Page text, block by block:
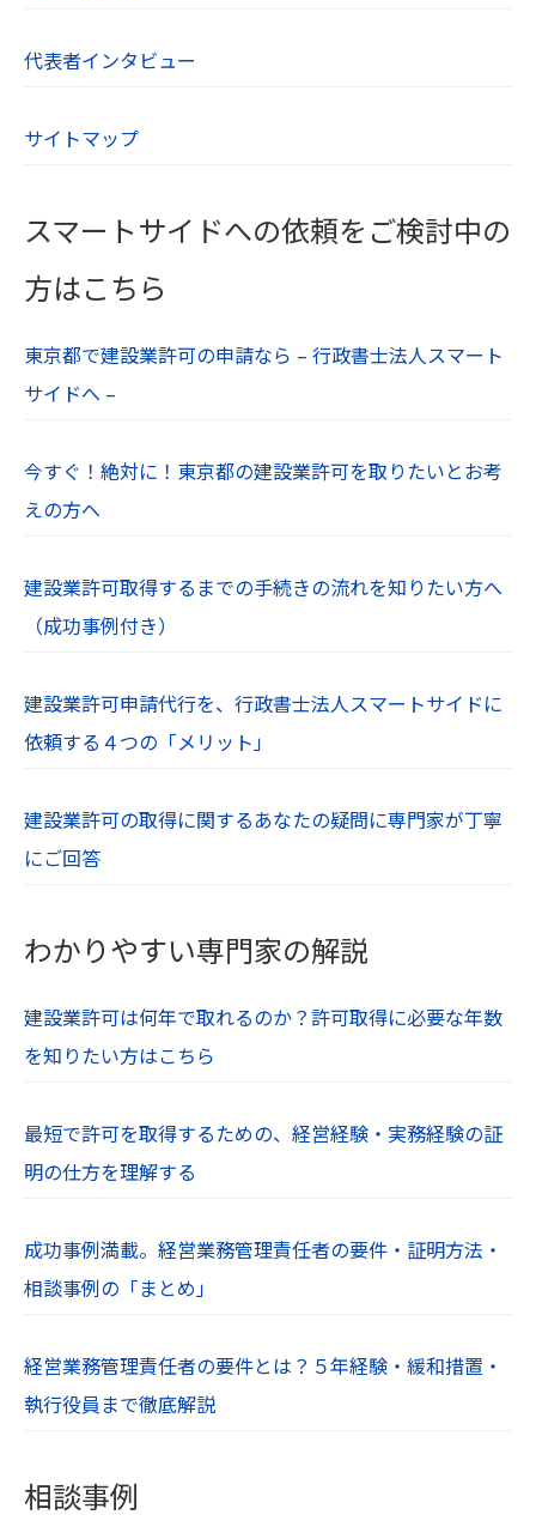
どの個人情報は自動的に暗号化されます。
cookieとは、WebサーバーからWebブラウザに送
き、効率的に当社Webサイトを利用することがで
きます。当社Webサイトがcookieとして送るファ
イルは、個人を特定するような情報は含んでおり
ません。
お使いのWebブラウザの設定により、cookieを無
効にすることも可能です。
【１０．プライバシーポリシーの制定日及び改定
制定：令和６年７月１日
【１１．免責事項】
当社Webサイトに掲載されている情報の正確性に
は万全を期していますが、利用者が当社Webサイ
の責任を負わないものとします。
当社は、利用者が当社Webサイトを利用したこと
与えた損害に関して、一切の責任を負わないもの
とします。
当社Webサイト内の文章や画像、すべてのコンテ
ンツは著作権・肖像権等により保護されていま
代表者インタビュー
サイトマップ
スマートサイドへの依頼をご検討中の
方はこちら
東京都で建設業許可の申請なら – 行政書士法人スマート
サイドへ –
今すぐ！絶対に！東京都の建設業許可を取りたいとお考
えの方へ
建設業許可取得するまでの手続きの流れを知りたい方へ
（成功事例付き）
建設業許可申請代行を、行政書士法人スマートサイドに
依頼する４つの「メリット」
建設業許可の取得に関するあなたの疑問に専門家が丁寧
にご回答
わかりやすい専門家の解説
建設業許可は何年で取れるのか？許可取得に必要な年数
を知りたい方はこちら
最短で許可を取得するための、経営経験・実務経験の証
明の仕方を理解する
成功事例満載。経営業務管理責任者の要件・証明方法・
相談事例の「まとめ」
経営業務管理責任者の要件とは？５年経験・緩和措置・
執行役員まで徹底解説
相談事例